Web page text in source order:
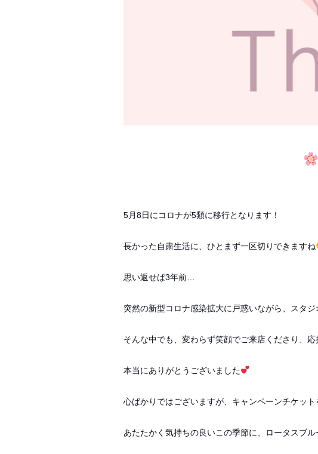
5月8日にコロナが5類に移行となります！
長かった自粛生活に、ひとまず一区切りできますね
思い返せば3年前
突然の新型コロナ感染拡大に戸惑いながら、スタ
そんな中でも、変わらず笑顔でご来店くださり、
本当にありがとうございました
心ばかりではございますが、キャンペーンチケット
あたたかく気持ちの良いこの季節に、ロータスブ